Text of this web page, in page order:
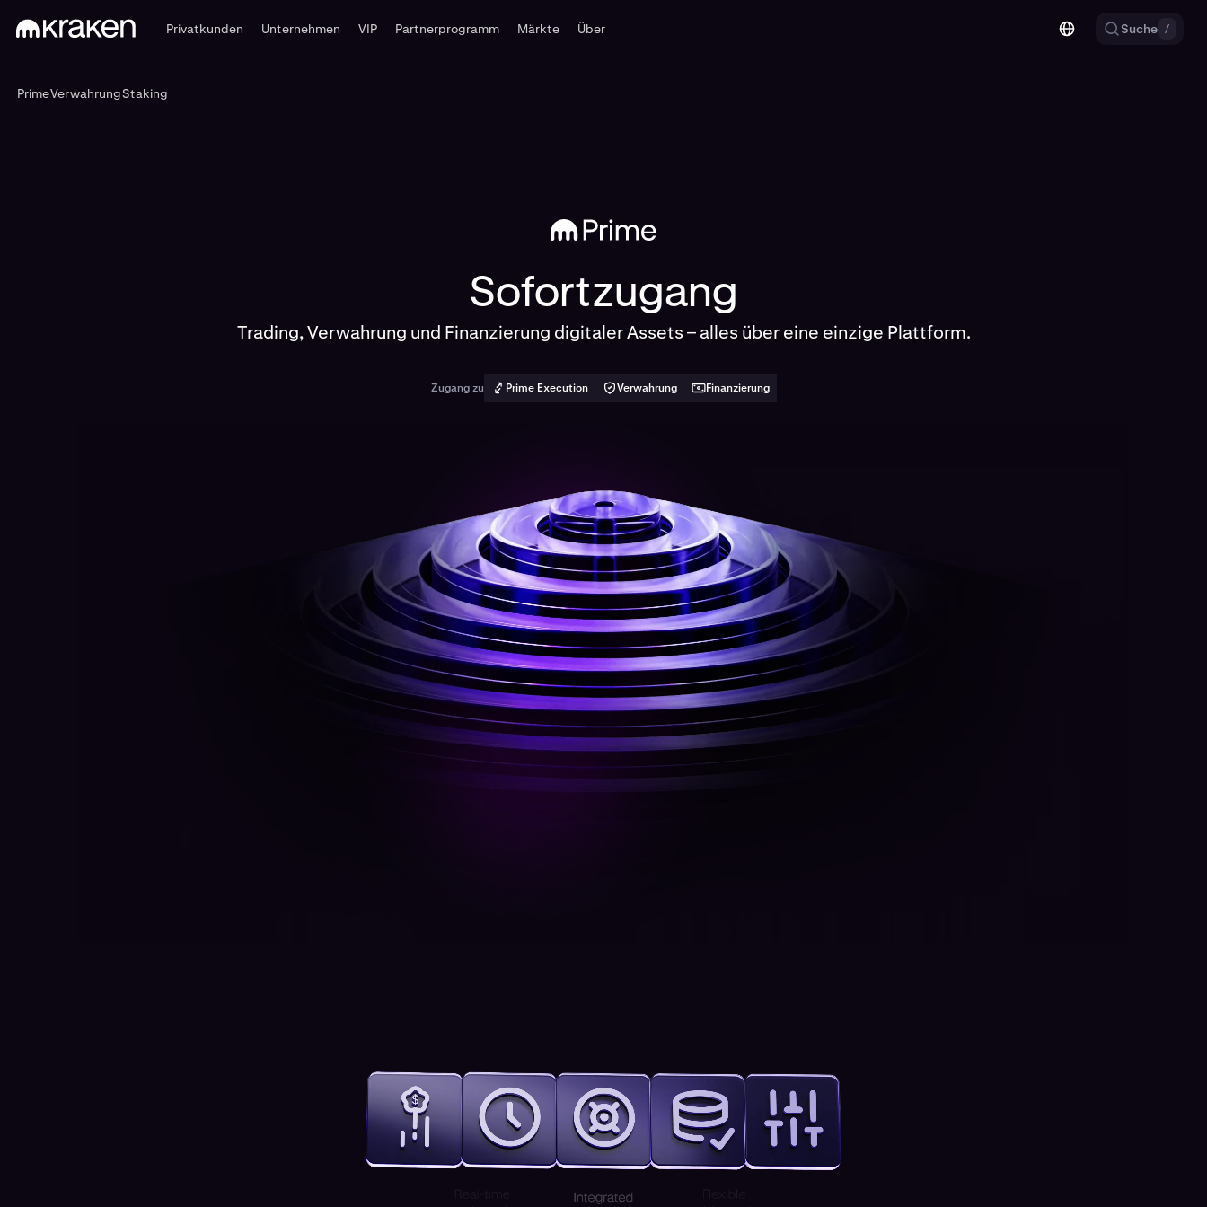
Privatkunden Unternehmen VIP Partnerprogramm Märkte Über Suche /
PrimeVerwahrungStaking
Sofortzugang
Trading, Verwahrung und Finanzierung digitaler Assets – alles über eine einzige Plattform.
Zugang zu Prime Execution Verwahrung Finanzierung